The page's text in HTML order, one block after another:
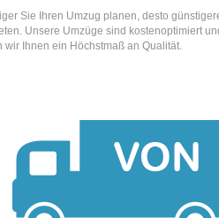
Sie Ihren Umzug planen, desto
Unsere Umzüge sind kostenoptimiert
wir Ihnen ein Höchstmaß an Qualität.